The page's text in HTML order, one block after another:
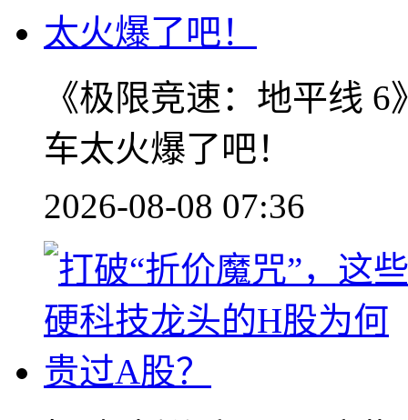
《极限竞速：地平线
车太火爆了吧！
2026-08-08 07:36